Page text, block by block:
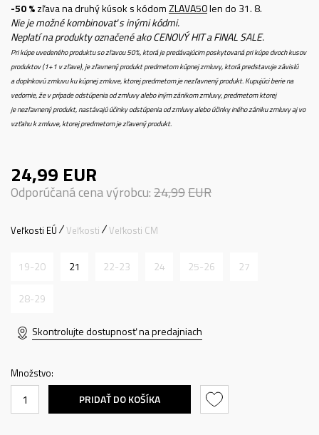
-50 %zľava na druhý kúsok s kódomZLAVA50len do 31. 8.
Nie je možné kombinovať s inými kódmi.
Neplatí na produkty označené ako CENOVÝ HIT a FINAL SALE.
Pri kúpe uvedeného produktu so zľavou 50%, ktorá je predávajúcim poskytovaná pri kúpe dvoch kusov
produktov (1+1 v zľave), je zľavnený produkt predmetom kúpnej zmluvy, ktorá predstavuje závislú
a doplnkovú zmluvu ku kúpnej zmluve, ktorej predmetom je nezľavnený produkt. Kupujúci berie na
vedomie, že v prípade odstúpenia od zmluvy alebo iným zánikom zmluvy, predmetom ktorej
je nezľavnený produkt, nastávajú účinky odstúpenia od zmluvy alebo účinky iného zániku zmluvy aj vo
vzťahu k zmluve, ktorej predmetom je zľavený produkt.
24,99 EUR
Odporúčaná cena výrobcu:24,99EUR
Veľkosti EÚ Veľkosti Veľkosti CM
19-20 21 22-23 24 25-26 27
28-29
Skontrolujte dostupnosť na predajniach
Množstvo:
PRIDAŤ DO KOŠÍKA